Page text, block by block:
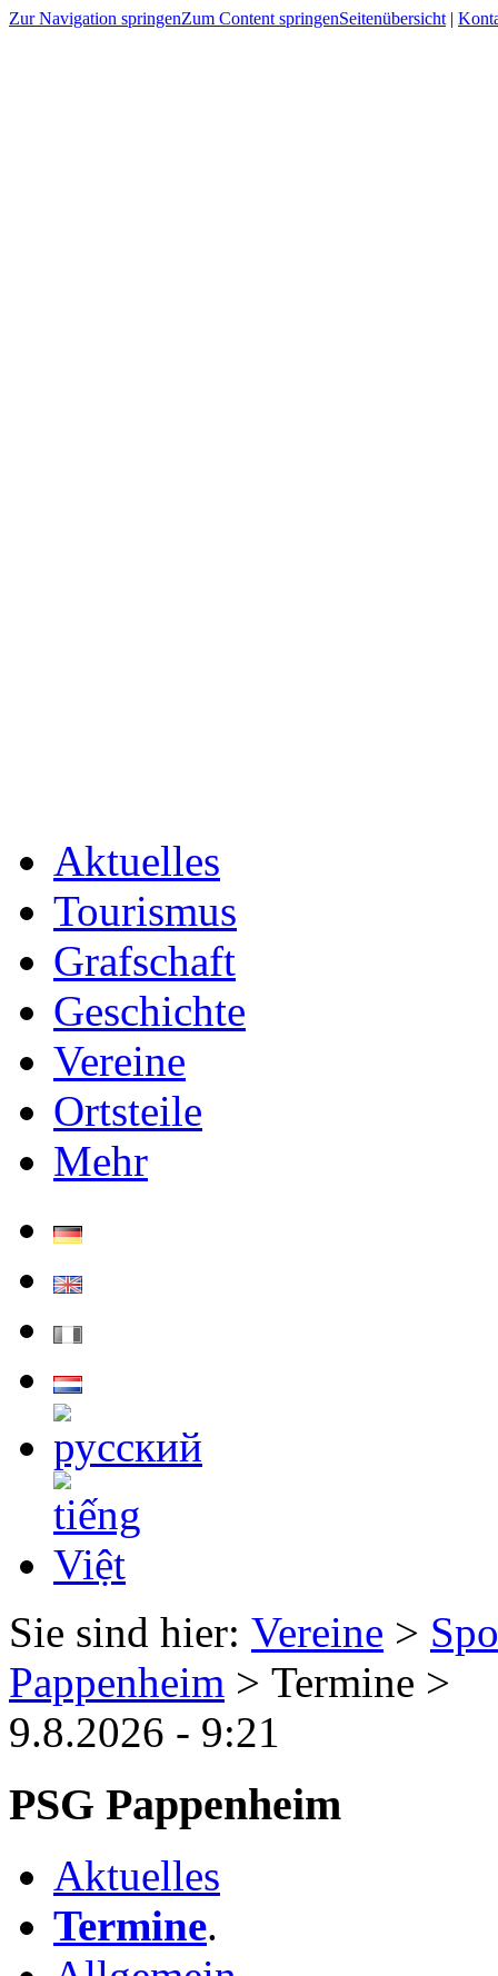
Zur Navigation springenZum Content springenSeitenübersicht |
Aktuelles
Tourismus
Grafschaft
Geschichte
Vereine
Ortsteile
Mehr
Sie sind hier: Vereine >
Pappenheim > Termine >
9.8.2026 - 9:21
PSG Pappenheim
Aktuelles
Termine.